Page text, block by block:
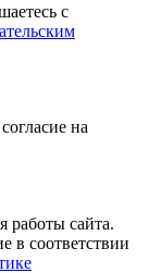
с
на
работы сайта.
в соответствии